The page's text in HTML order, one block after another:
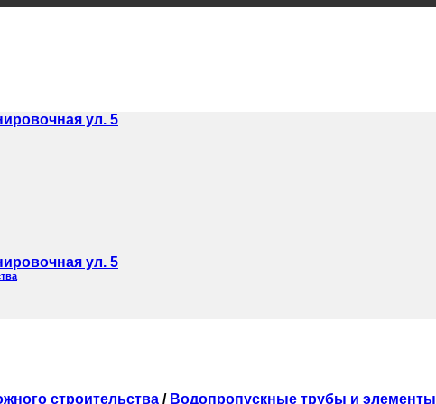
ул. 5
ул. 5
строительства / Водопропускные трубы и элементы